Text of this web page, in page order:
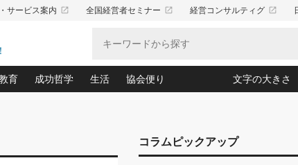
サービス案内 launch 全国経営者セミナー launch 経営コンサルティグ launch
スト」
めに、やっておきたいこと(34)
律リスク(178)
を創る 100の視点(100)
育
あなただからお願いしたいと思われる 気配りの達人(127)
成功哲学
中国哲学に学ぶ 不況は会社守成の好機(38)
令和時代の「社長の人間力の磨き方」(86)
生活
おのころ心平の ──社長のための「か・ら・だ
協会便り
「愛読者通信」著者インタビュー(44)
ビジネス見聞録 経営ニュース(100)
文字の大きさ
コラムピックアップ